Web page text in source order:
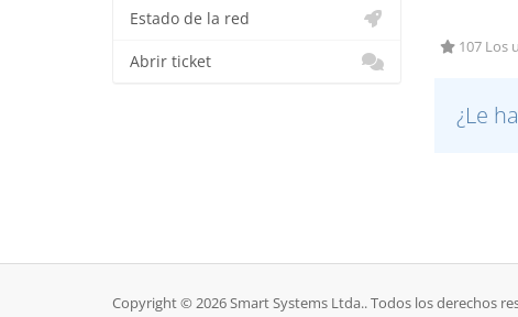
107 Los
¿Le
Estado de la red
Abrir ticket
Copyright © 2026 Smart Systems Ltda.. Todos los derechos